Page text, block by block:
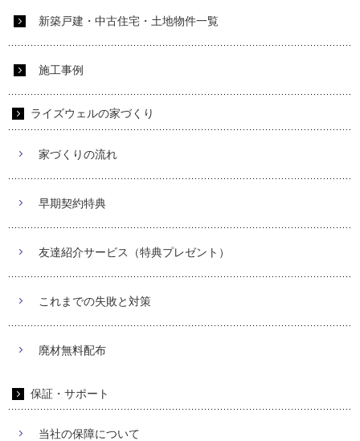
新築戸建・中古住宅・土地物件一覧
施工事例
ライズウェルの家づくり
家づくりの流れ
早期契約特典
友達紹介サービス（特典プレゼント）
これまでの失敗と対策
廃材無料配布
保証・サポート
当社の保障について